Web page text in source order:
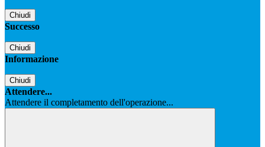
Chiudi
Successo
Chiudi
Informazione
Chiudi
Attendere...
Attendere il completamento dell'operazione...